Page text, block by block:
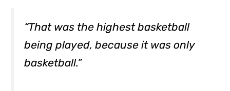
“That was the highest basketball
being played, because it was only
basketball.”